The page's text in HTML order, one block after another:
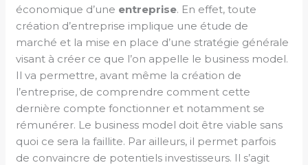
économique d’une entreprise. En effet, toute
création d’entreprise implique une étude de
marché et la mise en place d’une stratégie générale
visant à créer ce que l’on appelle le business model.
Il va permettre, avant même la création de
l’entreprise, de comprendre comment cette
dernière compte fonctionner et notamment se
rémunérer. Le business model doit être viable sans
quoi ce sera la faillite. Par ailleurs, il permet parfois
de convaincre de potentiels investisseurs. Il s’agit